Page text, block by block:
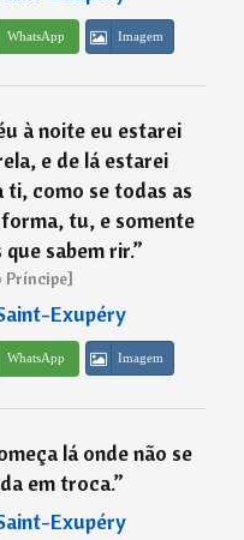
WhatsApp Imagem
à noite eu estarei
e de lá estarei
como se todas as
tu, e somente
sabem rir.”
Príncipe]
Exupéry
WhatsApp Imagem
lá onde não se
em troca.”
Exupéry